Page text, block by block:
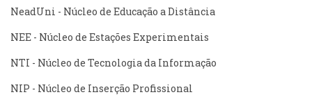
NeadUni - Núcleo de Educação a Distância
NEE - Núcleo de Estações Experimentais
NTI - Núcleo de Tecnologia da Informação
NIP - Núcleo de Inserção Profissional